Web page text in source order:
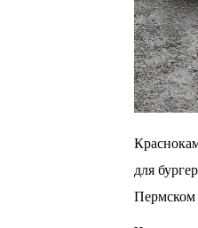
для
Пермском